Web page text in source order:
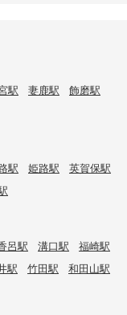
駅 妻鹿駅
飾磨駅
駅 姫路駅
英賀保駅
呂駅 溝口駅
福崎駅
駅 竹田駅 和田山駅